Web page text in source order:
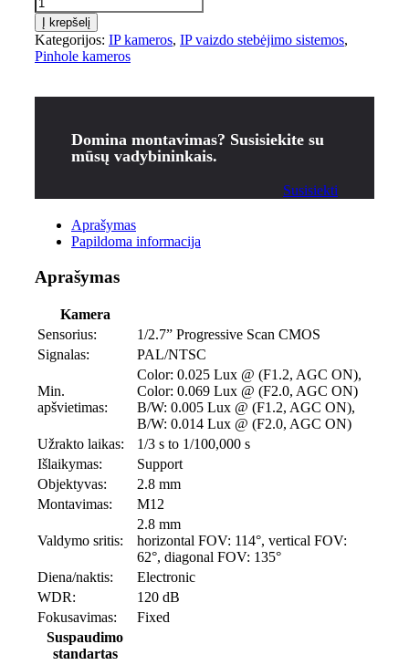
Į krepšelį
Kategorijos: IP kameros, IP vaizdo stebėjimo sistemos,
Pinhole kameros
Domina montavimas? Susisiekite su
mūsų vadybininkais.
Susisiekti
Aprašymas
Papildoma informacija
Aprašymas
Kamera
Sensorius:
1/2.7” Progressive Scan CMOS
Signalas:
PAL/NTSC
Min.
apšvietimas:
Color: 0.025 Lux @ (F1.2, AGC ON),
Color: 0.069 Lux @ (F2.0, AGC ON)
B/W: 0.005 Lux @ (F1.2, AGC ON),
B/W: 0.014 Lux @ (F2.0, AGC ON)
Užrakto laikas:
1/3 s to 1/100,000 s
Išlaikymas:
Support
Objektyvas:
2.8 mm
Montavimas:
M12
Valdymo sritis:
2.8 mm
horizontal FOV: 114°, vertical FOV:
62°, diagonal FOV: 135°
Diena/naktis:
Electronic
WDR:
120 dB
Fokusavimas:
Fixed
Suspaudimo
standartas